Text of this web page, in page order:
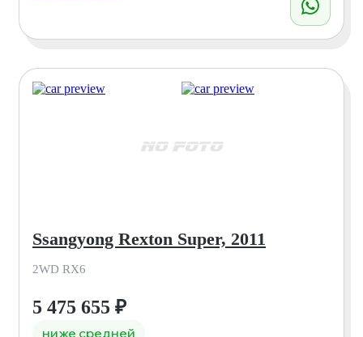
Ssangyong Rexton Super, 2011
2WD RX6
5 475 655 ₽
ниже средней